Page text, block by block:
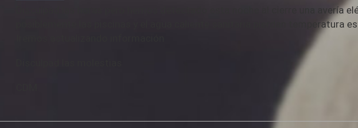
Disculpad las horas pero hemos detectado esta noche al cierre una avería
posiblemente las piscinas y el agua caliente sanitaria pierdan temperatura